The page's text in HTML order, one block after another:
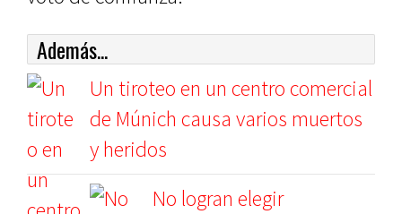
Además...
Un tiroteo en un centro comercial
de Múnich causa varios muertos
y heridos
No logran elegir